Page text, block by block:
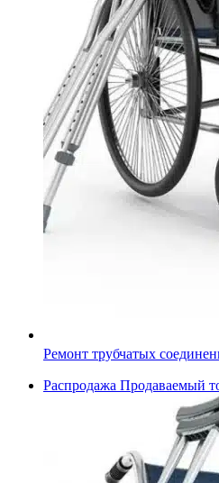
Ремонт трубчатых
Распродажа Продаваемый